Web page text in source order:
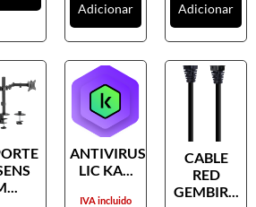
Adicionar Adicionar
ANTIVIRUS
LIC KA...
IVA incluido
CABLE
RED
GEMBIR...